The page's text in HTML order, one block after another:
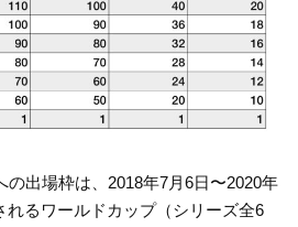
の出場枠は、2018年7月6日〜2020年
れるワールドカップ（シリーズ全6